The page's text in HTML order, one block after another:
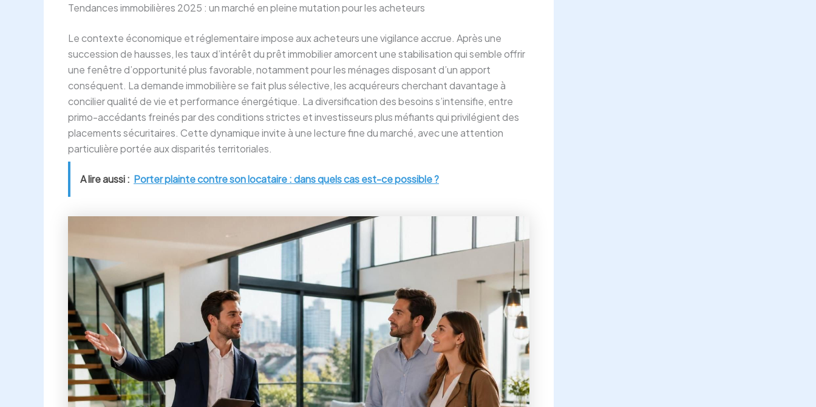
Tendances immobilières 2025 : un marché en pleine mutation pour les acheteurs
Le contexte économique et réglementaire impose aux acheteurs une vigilance accrue. Après une
succession de hausses, les taux d’intérêt du prêt immobilier amorcent une stabilisation qui semble offrir
une fenêtre d’opportunité plus favorable, notamment pour les ménages disposant d’un apport
conséquent. La demande immobilière se fait plus sélective, les acquéreurs cherchant davantage à
concilier qualité de vie et performance énergétique. La diversification des besoins s’intensifie, entre
primo-accédants freinés par des conditions strictes et investisseurs plus méfiants qui privilégient des
placements sécuritaires. Cette dynamique invite à une lecture fine du marché, avec une attention
particulière portée aux disparités territoriales.
A lire aussi : Porter plainte contre son locataire : dans quels cas est-ce possible ?